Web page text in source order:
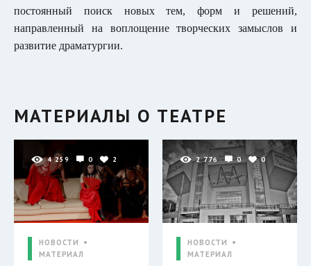
постоянный поиск новых тем, форм и решений,
направленный на воплощение творческих замыслов и
развитие драматургии.
МАТЕРИАЛЫ О ТЕАТРЕ
4 259 0 2
НОВОСТИ
МАТЕРИАЛ
2 776 0 0
НОВОСТИ
МАТЕРИАЛ